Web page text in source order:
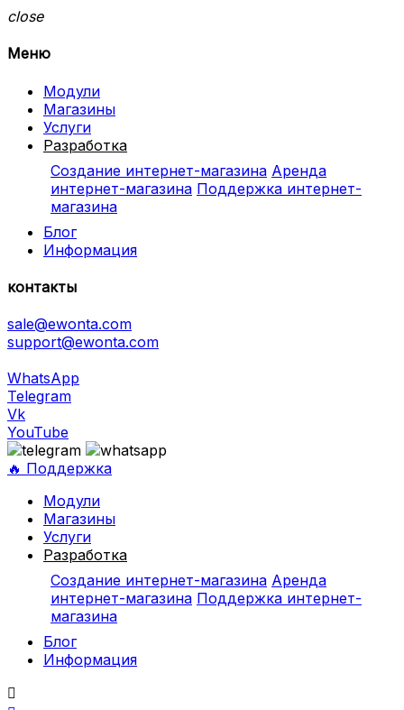
close
Меню
Модули
Магазины
Услуги
Разработка
Создание интернет-магазина Аренда
интернет-магазина Поддержка интернет-
магазина
Блог
Информация
контакты
sale@ewonta.com
support@ewonta.com
WhatsApp
Telegram
Vk
YouTube
🔥 Поддержка
Модули
Магазины
Услуги
Разработка
Создание интернет-магазина Аренда
интернет-магазина Поддержка интернет-
магазина
Блог
Информация
